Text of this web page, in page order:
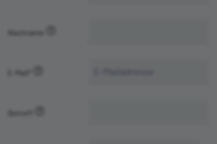
Nachname
E-Mail
Betreff